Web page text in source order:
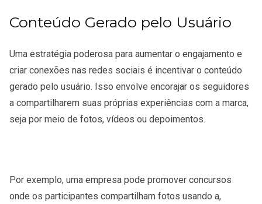
Conteúdo Gerado pelo Usuário
Uma estratégia poderosa para aumentar o engajamento e
criar conexões nas redes sociais é incentivar o conteúdo
gerado pelo usuário. Isso envolve encorajar os seguidores
a compartilharem suas próprias experiências com a marca,
seja por meio de fotos, vídeos ou depoimentos.
Por exemplo, uma empresa pode promover concursos
onde os participantes compartilham fotos usando a,